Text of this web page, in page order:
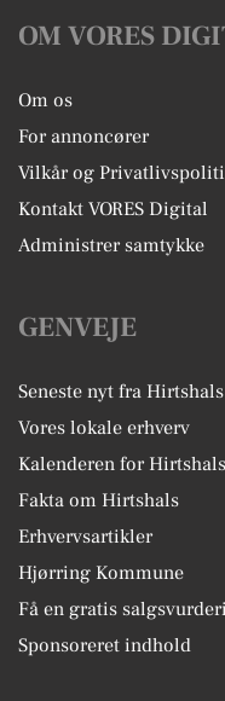
OM VORES
Om os
For annoncører
Vilkår og
Kontakt VORES Digital
Administrer samtykke
GENVEJE
Seneste nyt fra Hirtshals
Vores lokale erhverv
Kalenderen for Hirtshals
Fakta om Hirtshals
Erhvervsartikler
Hjørring Kommune
Få en gratis
Sponsoreret indhold